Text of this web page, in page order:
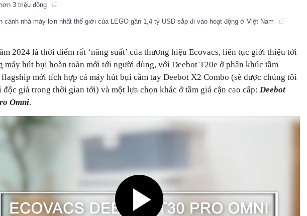
3 triệu đồng
cảnh nhà máy lớn nhất thế giới của LEGO gần 1,4 tỷ USD sắp đi vào hoạt động ở Việt Nam
2024 là thời điểm rất ‘năng suất’ của thương hiệu Ecovacs, liên tục giới thiệu tới
máy hút bụi hoàn toàn mới tới người dùng, với Deebot T20e ở phân khúc tầm
mới tích hợp cả máy hút bụi cầm tay Deebot X2 Combo (sẽ được chúng tôi
độc giả trong thời gian tới) và một lựa chọn khác ở tầm giá cận cao cấp: Deebot
Omni.